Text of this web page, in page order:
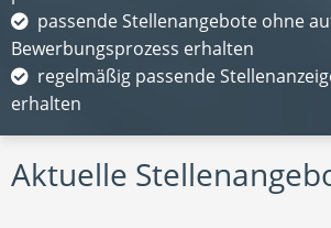
passende Stellenangebote ohne
Bewerbungsprozess erhalten
regelmäßig passende
erhalten
Aktuelle